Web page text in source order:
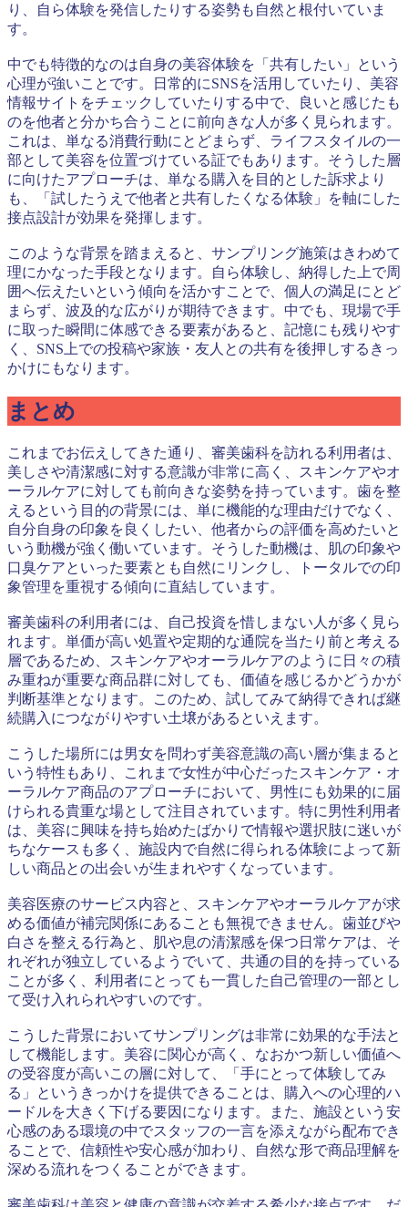
り、自ら体験を発信したりする姿勢も自然と根付いていま
す。
中でも特徴的なのは自身の美容体験を「共有したい」という
心理が強いことです。日常的にSNSを活用していたり、美容
情報サイトをチェックしていたりする中で、良いと感じたも
のを他者と分かち合うことに前向きな人が多く見られます。
これは、単なる消費行動にとどまらず、ライフスタイルの一
部として美容を位置づけている証でもあります。そうした層
に向けたアプローチは、単なる購入を目的とした訴求より
も、「試したうえで他者と共有したくなる体験」を軸にした
接点設計が効果を発揮します。
このような背景を踏まえると、サンプリング施策はきわめて
理にかなった手段となります。自ら体験し、納得した上で周
囲へ伝えたいという傾向を活かすことで、個人の満足にとど
まらず、波及的な広がりが期待できます。中でも、現場で手
に取った瞬間に体感できる要素があると、記憶にも残りやす
く、SNS上での投稿や家族・友人との共有を後押しするきっ
かけにもなります。
まとめ
これまでお伝えしてきた通り、審美歯科を訪れる利用者は、
美しさや清潔感に対する意識が非常に高く、スキンケアやオ
ーラルケアに対しても前向きな姿勢を持っています。歯を整
えるという目的の背景には、単に機能的な理由だけでなく、
自分自身の印象を良くしたい、他者からの評価を高めたいと
いう動機が強く働いています。そうした動機は、肌の印象や
口臭ケアといった要素とも自然にリンクし、トータルでの印
象管理を重視する傾向に直結しています。
審美歯科の利用者には、自己投資を惜しまない人が多く見ら
れます。単価が高い処置や定期的な通院を当たり前と考える
層であるため、スキンケアやオーラルケアのように日々の積
み重ねが重要な商品群に対しても、価値を感じるかどうかが
判断基準となります。このため、試してみて納得できれば継
続購入につながりやすい土壌があるといえます。
こうした場所には男女を問わず美容意識の高い層が集まると
いう特性もあり、これまで女性が中心だったスキンケア・オ
ーラルケア商品のアプローチにおいて、男性にも効果的に届
けられる貴重な場として注目されています。特に男性利用者
は、美容に興味を持ち始めたばかりで情報や選択肢に迷いが
ちなケースも多く、施設内で自然に得られる体験によって新
しい商品との出会いが生まれやすくなっています。
美容医療のサービス内容と、スキンケアやオーラルケアが求
める価値が補完関係にあることも無視できません。歯並びや
白さを整える行為と、肌や息の清潔感を保つ日常ケアは、そ
れぞれが独立しているようでいて、共通の目的を持っている
ことが多く、利用者にとっても一貫した自己管理の一部とし
て受け入れられやすいのです。
こうした背景においてサンプリングは非常に効果的な手法と
して機能します。美容に関心が高く、なおかつ新しい価値へ
の受容度が高いこの層に対して、「手にとって体験してみ
る」というきっかけを提供できることは、購入への心理的ハ
ードルを大きく下げる要因になります。また、施設という安
心感のある環境の中でスタッフの一言を添えながら配布でき
ることで、信頼性や安心感が加わり、自然な形で商品理解を
深める流れをつくることができます。